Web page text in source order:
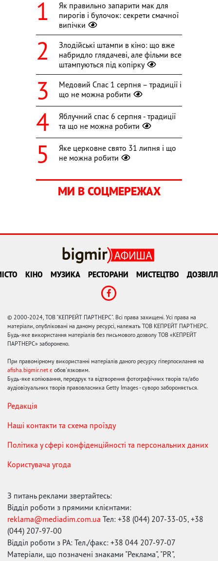
Як правильно запарити мак для
пирогів і булочок: секрети смачної
випічки
Злодійські штампи в кіно: що вже
набридло глядачеві, але фільми все
штампуються під копірку
Медовий Спас 1 серпня – традиції і
що не можна робити
Яблучний спас 6 серпня - традиції
та що не можна робити
Яке церковне свято 31 липня і що
не можна робити
МИ В СОЦМЕРЕЖАХ
КІНО МУЗИКА РЕСТОРАНИ МИСТЕЦТВО
© 2000-2024, ТОВ "КЕПРЕЙТ ПАРТНЕРС". Всі права захищені. Усі права на
матеріали, опубліковані на даному ресурсі, належать ТОВ КЕПРЕЙТ ПАРТНЕРС.
Будь-яке використання матеріалів без письмового дозволу ТОВ «КЕПРЕЙТ
ПАРТНЕРС» заборонено.
При правомірному використанні матеріалів даного ресурсу гіперпосилання на
afisha.bigmir.net є обов'язковим.
Будь-яке копіювання, передрук та відтворення фотографічних творів та/або
аудіовізуальних творів правовласника Getty Images - суворо забороняється.
Редакція
Наші контакти та схема проїзду
Політика у сфері конфіденційності та персональних даних
Користувача угода
З питань реклами звертайтесь:
Відділ роботи з прямими клієнтами:
reklama@mediadim.com.ua Тел: +38 (044) 207-33-05, +38
(044) 207-97-00
Відділ роботи з РА: Тел./факс: +38 044 207-97-07
Матеріали, що позначені знаками "Реклама", "PR",